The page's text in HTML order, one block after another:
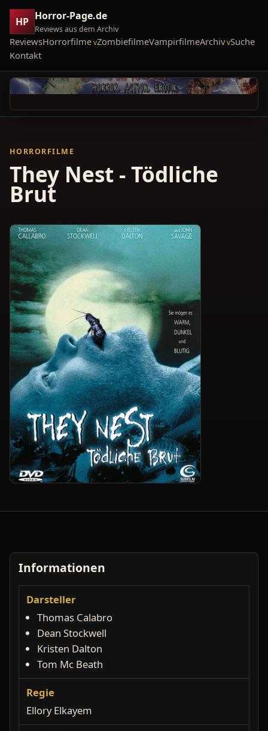
HP Horror-Page.de
Reviews aus dem Archiv
ReviewsHorrorfilme ZombiefilmeVampirfilmeArchiv Suche
Kontakt
HORRORFILME
They Nest - Tödliche
Brut
Informationen
Darsteller
Thomas Calabro
Dean Stockwell
Kristen Dalton
Tom Mc Beath
Regie
Ellory Elkayem